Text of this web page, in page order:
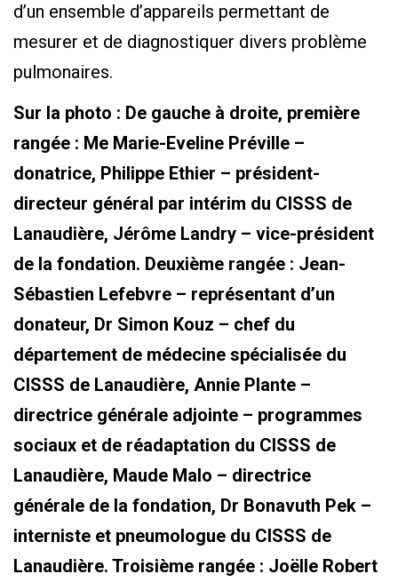
d’un ensemble d’appareils permettant de
mesurer et de diagnostiquer divers problème
pulmonaires.
Sur la photo : De gauche à droite, première
rangée : Me Marie-Eveline Préville –
donatrice, Philippe Ethier – président-
directeur général par intérim du CISSS de
Lanaudière, Jérôme Landry – vice-président
de la fondation. Deuxième rangée : Jean-
Sébastien Lefebvre – représentant d’un
donateur, Dr Simon Kouz – chef du
département de médecine spécialisée du
CISSS de Lanaudière, Annie Plante –
directrice générale adjointe – programmes
sociaux et de réadaptation du CISSS de
Lanaudière, Maude Malo – directrice
générale de la fondation, Dr Bonavuth Pek –
interniste et pneumologue du CISSS de
Lanaudière. Troisième rangée : Joëlle Robert